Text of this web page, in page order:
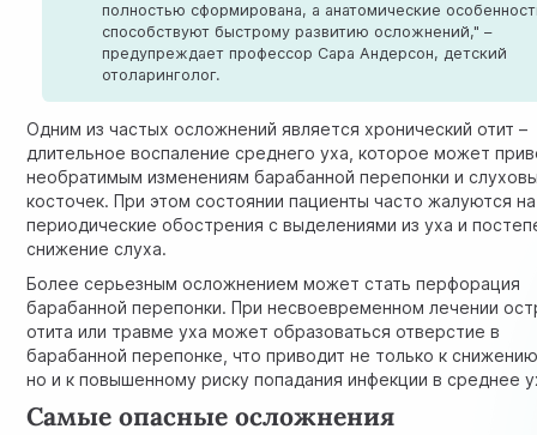
полностью сформирована, а анатомические
способствуют быстрому развитию осложнений," –
предупреждает профессор Сара Андерсон, детский
отоларинголог.
Одним из частых осложнений является хронический отит –
длительное воспаление среднего уха, которое может
необратимым изменениям барабанной перепонки и
косточек. При этом состоянии пациенты часто жалуются на
периодические обострения с выделениями из уха и
снижение слуха.
Более серьезным осложнением может стать перфорация
барабанной перепонки. При несвоевременном лечении
отита или травме уха может образоваться отверстие в
барабанной перепонке, что приводит не только к
но и к повышенному риску попадания инфекции в среднее
Самые опасные осложнения